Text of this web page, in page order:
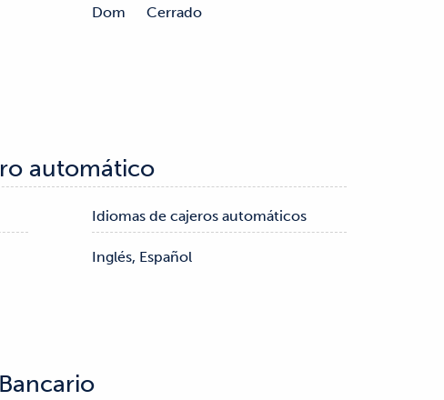
Dom
Cerrado
automático
Idiomas de cajeros automáticos
Inglés, Español